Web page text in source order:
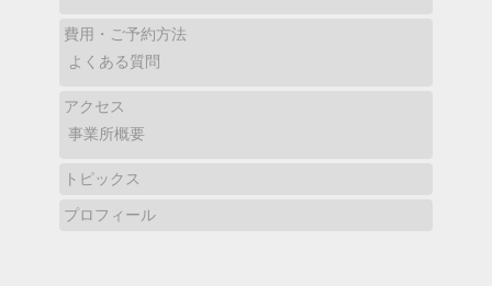
費用・ご予約方法
よくある質問
アクセス
事業所概要
トピックス
プロフィール